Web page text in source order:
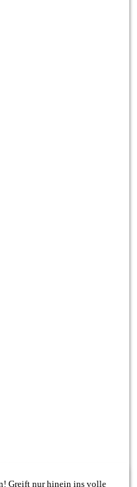
Greift nur hinein ins volle